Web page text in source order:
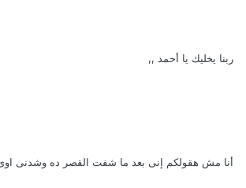
ربنا يخليك يا أحمد ,,
أنا مش هقولكم إنى بعد ما شفت القصر ده وشدنى اوى